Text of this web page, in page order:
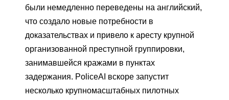
были немедленно переведены на английский,
что создало новые потребности в
доказательствах и привело к аресту крупной
организованной преступной группировки,
занимавшейся кражами в пунктах
задержания. PoliceAI вскоре запустит
несколько крупномасштабных пилотных